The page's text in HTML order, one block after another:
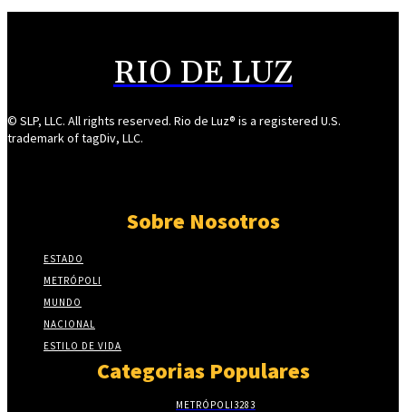
RIO DE LUZ
© SLP, LLC. All rights reserved. Rio de Luz® is a registered U.S.
trademark of tagDiv, LLC.
Sobre Nosotros
ESTADO
METRÓPOLI
MUNDO
NACIONAL
ESTILO DE VIDA
Categorias Populares
METRÓPOLI3283